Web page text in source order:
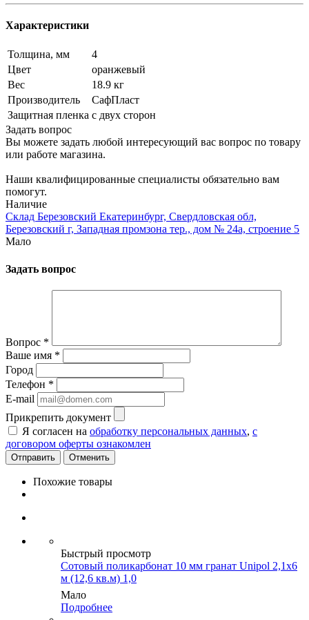
Характеристики
Толщина, мм
4
Цвет
оранжевый
Вес
18.9 кг
Производитель
СафПласт
Защитная пленка с двух сторон
Задать вопрос
Вы можете задать любой интересующий вас вопрос по товару
или работе магазина.
Наши квалифицированные специалисты обязательно вам
помогут.
Наличие
Склад Березовский Екатеринбург, Свердловская обл,
Березовский г, Западная промзона тер., дом № 24а, строение 5
Мало
Задать вопрос
Вопрос *
Ваше имя *
Город
Телефон *
E-mail
Прикрепить документ
Я согласен на обработку персональных данных, с
договором оферты ознакомлен
Отменить
Похожие товары
Быстрый просмотр
Сотовый поликарбонат 10 мм гранат Unipol 2,1х6
м (12,6 кв.м) 1,0
Мало
Подробнее